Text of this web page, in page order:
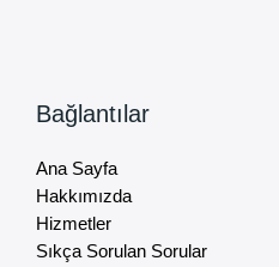
Bağlantılar
Ana Sayfa
Hakkımızda
Hizmetler
Sıkça Sorulan Sorular